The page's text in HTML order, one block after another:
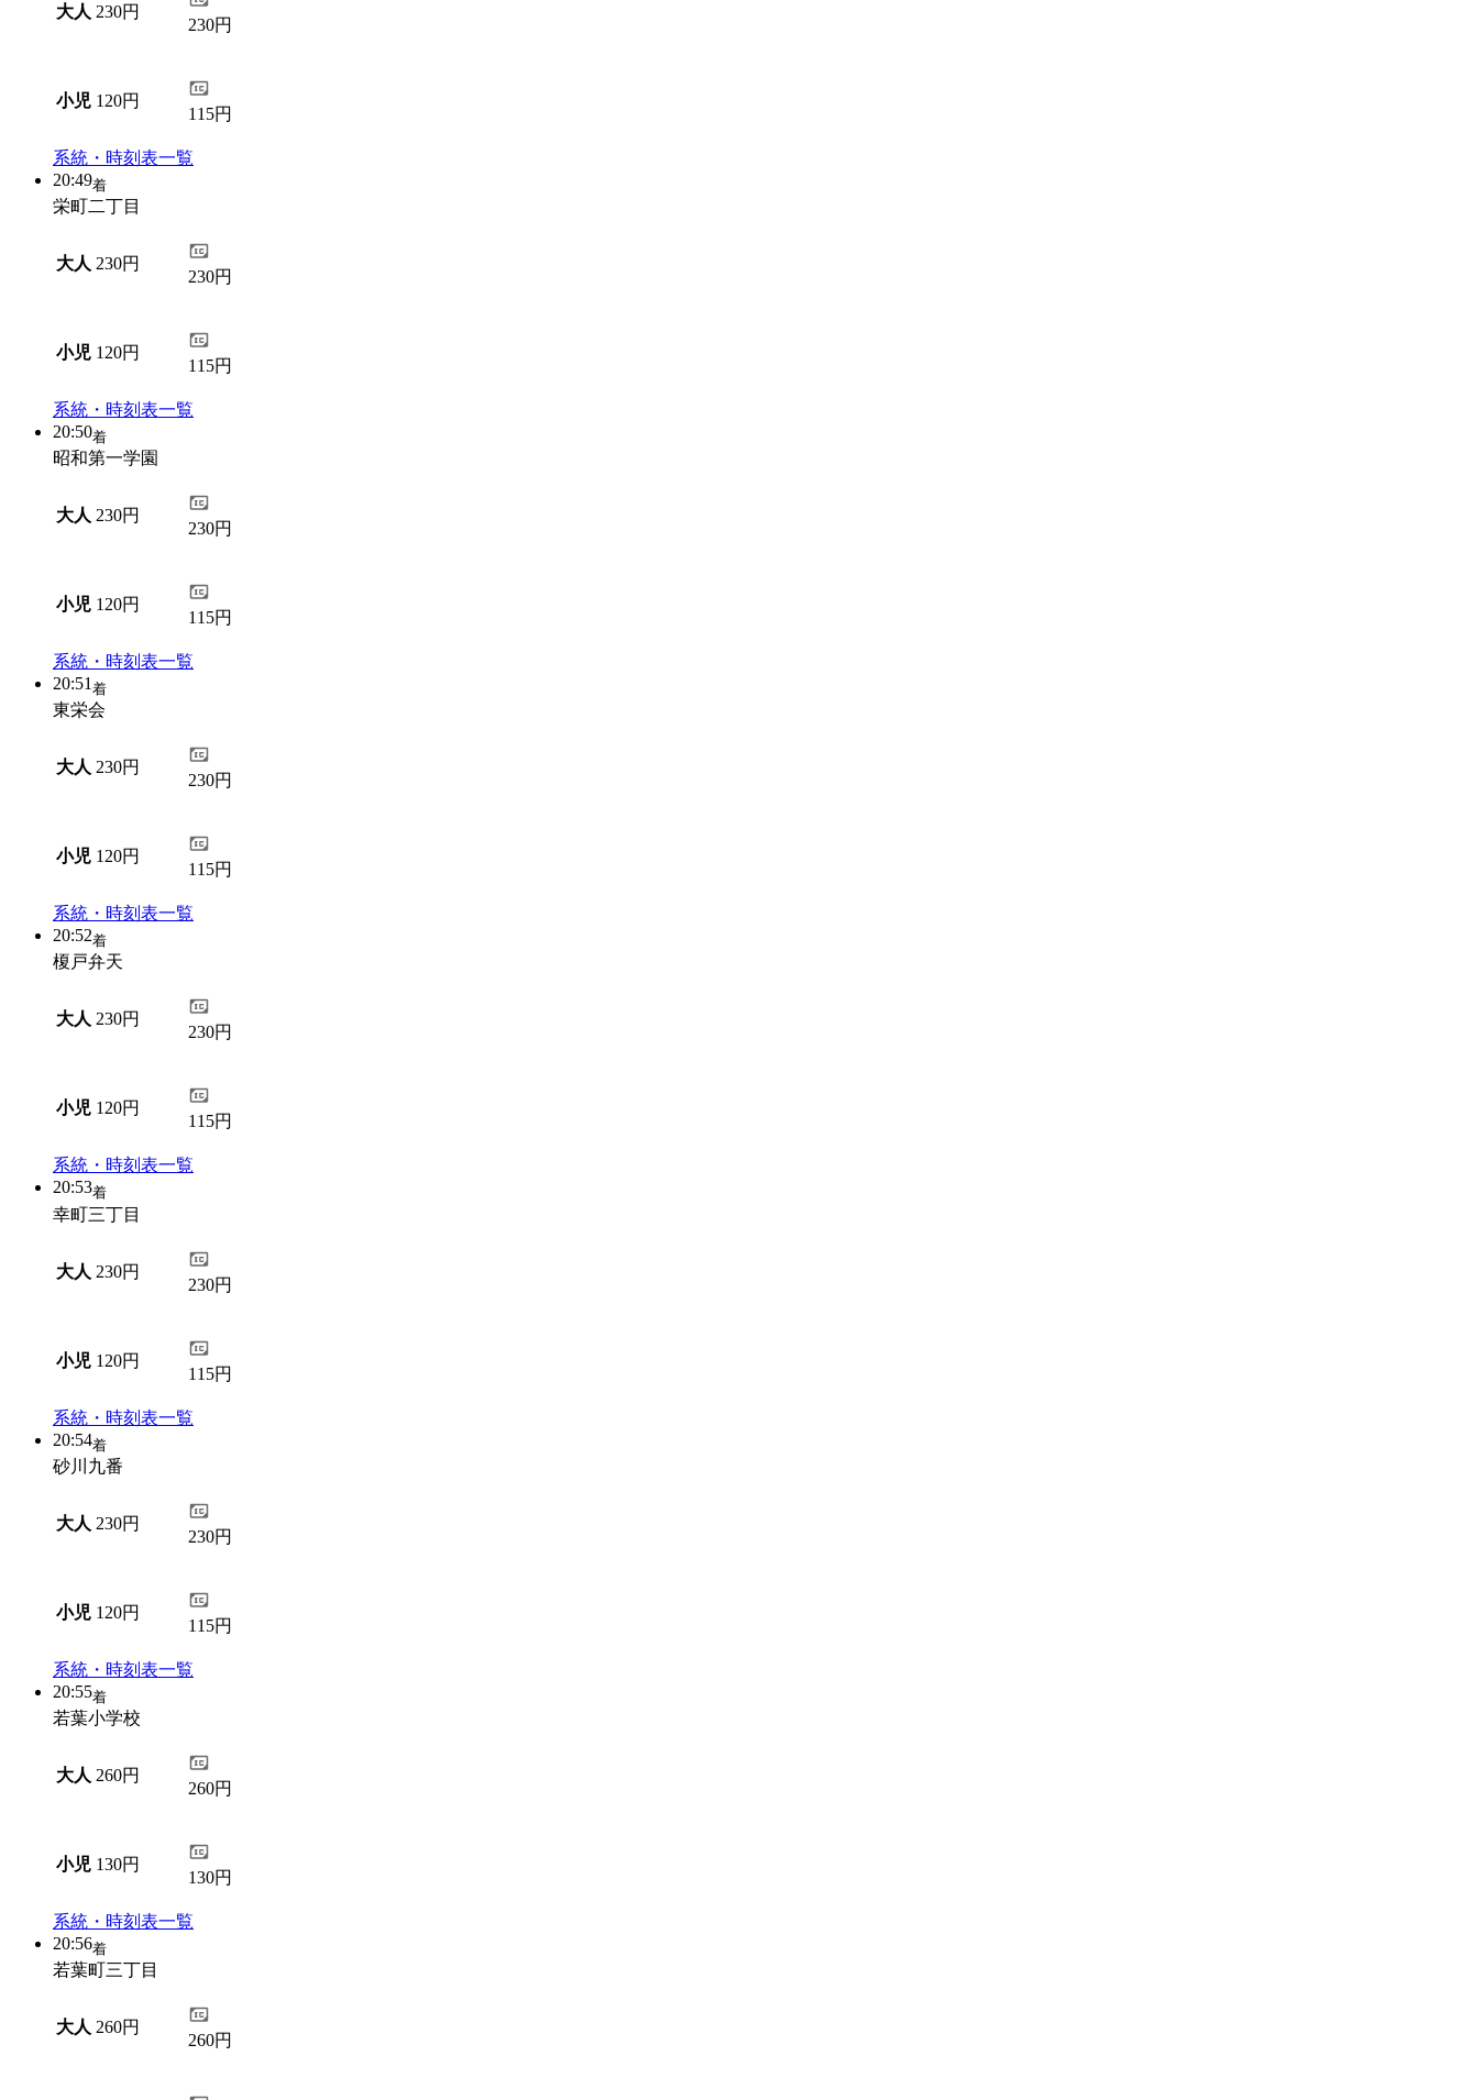
大人 230円
230円
小児 120円
115円
系統・時刻表一覧
20:49着
栄町二丁目
大人 230円
230円
小児 120円
115円
系統・時刻表一覧
20:50着
昭和第一学園
大人 230円
230円
小児 120円
115円
系統・時刻表一覧
20:51 着
東栄会
大人 230円
230円
小児 120円
115円
系統・時刻表一覧
20:52着
榎戸弁天
大人 230円
230円
小児 120円
115円
系統・時刻表一覧
20:53着
幸町三丁目
大人 230円
230円
小児 120円
115円
系統・時刻表一覧
20:54着
砂川九番
大人 230円
230円
小児 120円
115円
系統・時刻表一覧
20:55着
若葉小学校
大人 260円
260円
小児 130円
130円
系統・時刻表一覧
20:56着
若葉町三丁目
大人 260円
260円